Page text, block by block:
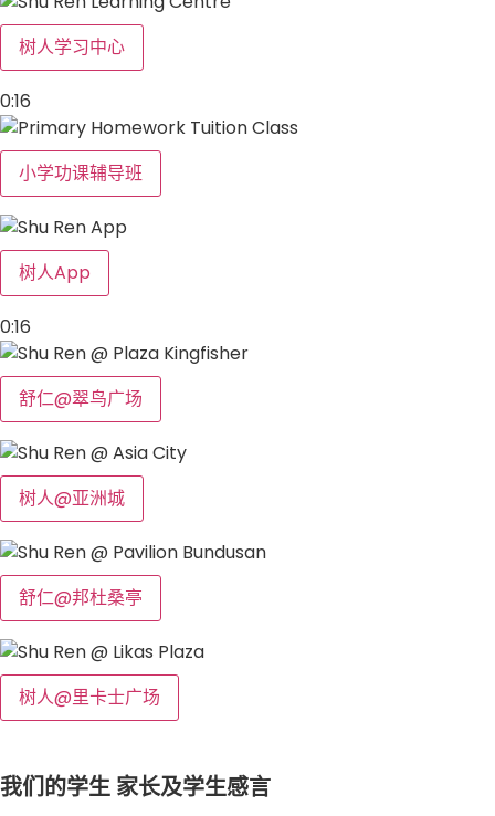
树人学习中心
0:16
小学功课辅导班
树人App
0:16
舒仁@翠鸟广场
树人@亚洲城
舒仁@邦杜桑亭
树人@里卡士广场
我们的学生 家长及学生感言